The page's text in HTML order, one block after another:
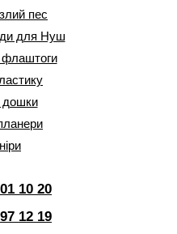
пес
для Нуш
дошки
10 20
12 19